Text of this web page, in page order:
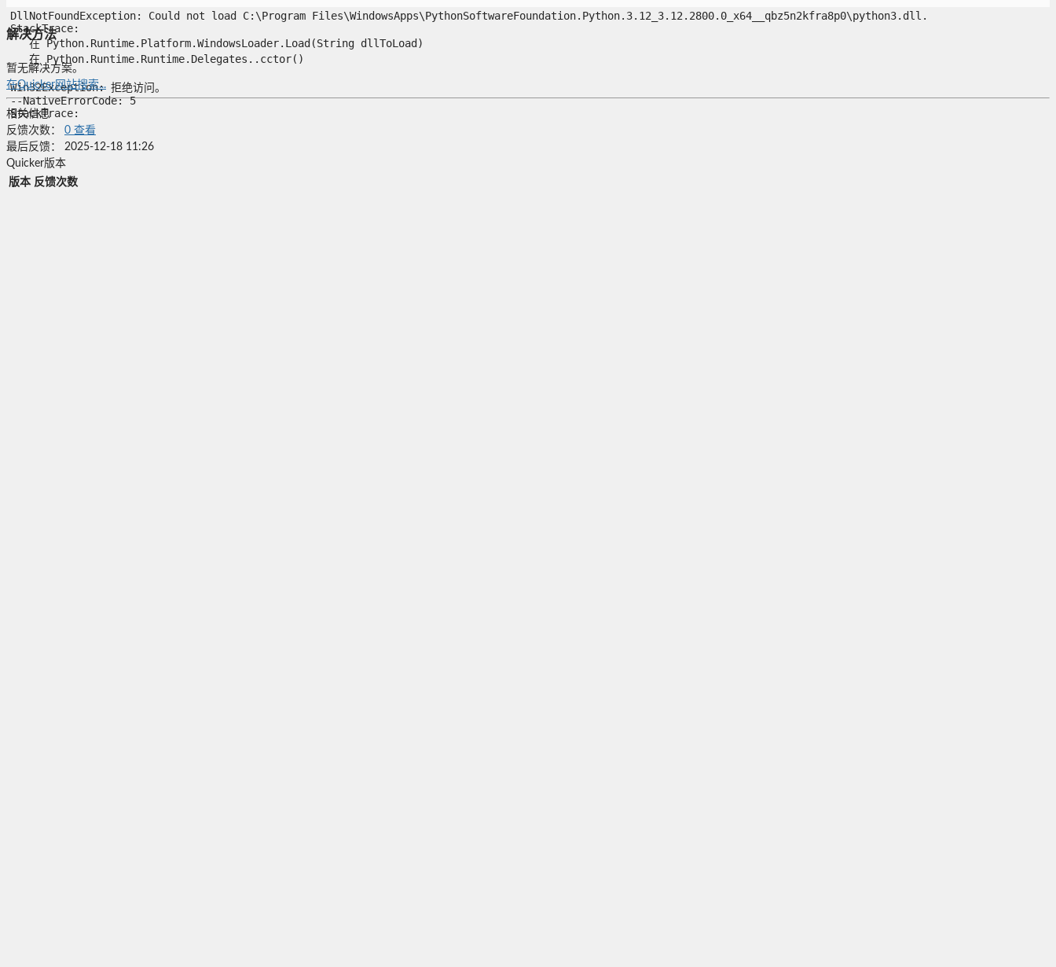
DllNotFoundException: Could not load C:\Program Files\WindowsApps\PythonSoftwareFoundation.Python.3.12_3.12.2800.0_x64__qbz5n2kfra8p0\python3.dll.
StackTrace:
   在 Python.Runtime.Platform.WindowsLoader.Load(String dllToLoad)
   在 Python.Runtime.Runtime.Delegates..cctor()
Win32Exception: 拒绝访问。
--NativeErrorCode: 5
StackTrace:
解决方法
暂无解决方案。
在Quicker网站搜索...
相关信息
反馈次数：
0 查看
最后反馈：
2025-12-18 11:26
Quicker版本
版本 反馈次数